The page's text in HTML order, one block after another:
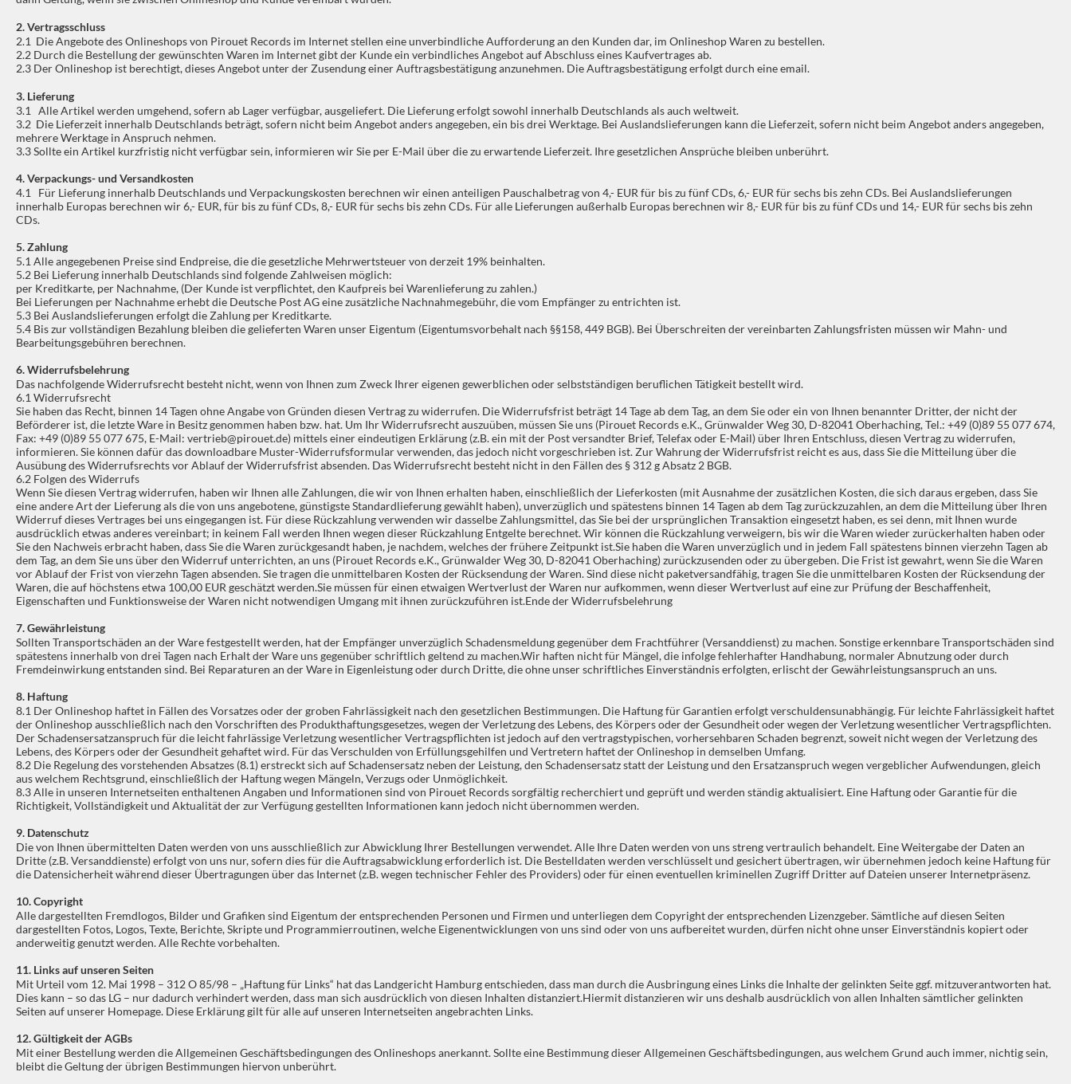
2. Vertragsschluss
2.1 Die Angebote des Onlineshops von Pirouet Records im Internet stellen eine unverbindliche Aufforderung an den Kunden dar, im Onlineshop Waren zu bestellen.
2.2 Durch die Bestellung der gewünschten Waren im Internet gibt der Kunde ein verbindliches Angebot auf Abschluss eines Kaufvertrages ab.
2.3 Der Onlineshop ist berechtigt, dieses Angebot unter der Zusendung einer Auftragsbestätigung anzunehmen. Die Auftragsbestätigung erfolgt durch eine email.
3. Lieferung
3.1 Alle Artikel werden umgehend, sofern ab Lager verfügbar, ausgeliefert. Die Lieferung erfolgt sowohl innerhalb Deutschlands als auch weltweit.
3.2 Die Lieferzeit innerhalb Deutschlands beträgt, sofern nicht beim Angebot anders angegeben, ein bis drei Werktage. Bei Auslandslieferungen kann die Lieferzeit, sofern nicht beim Angebot anders angegeben,
mehrere Werktage in Anspruch nehmen.
3.3 Sollte ein Artikel kurzfristig nicht verfügbar sein, informieren wir Sie per E-Mail über die zu erwartende Lieferzeit. Ihre gesetzlichen Ansprüche bleiben unberührt.
4. Verpackungs- und Versandkosten
4.1 Für Lieferung innerhalb Deutschlands und Verpackungskosten berechnen wir einen anteiligen Pauschalbetrag von 4,- EUR für bis zu fünf CDs, 6,- EUR für sechs bis zehn CDs. Bei Auslandslieferungen
innerhalb Europas berechnen wir 6,- EUR, für bis zu fünf CDs, 8,- EUR für sechs bis zehn CDs. Für alle Lieferungen außerhalb Europas berechnen wir 8,- EUR für bis zu fünf CDs und 14,- EUR für sechs bis zehn
CDs.
5. Zahlung
5.1 Alle angegebenen Preise sind Endpreise, die die gesetzliche Mehrwertsteuer von derzeit 19% beinhalten.
5.2 Bei Lieferung innerhalb Deutschlands sind folgende Zahlweisen möglich:
per Kreditkarte, per Nachnahme, (Der Kunde ist verpflichtet, den Kaufpreis bei Warenlieferung zu zahlen.)
Bei Lieferungen per Nachnahme erhebt die Deutsche Post AG eine zusätzliche Nachnahmegebühr, die vom Empfänger zu entrichten ist.
5.3 Bei Auslandslieferungen erfolgt die Zahlung per Kreditkarte.
5.4 Bis zur vollständigen Bezahlung bleiben die gelieferten Waren unser Eigentum (Eigentumsvorbehalt nach §§158, 449 BGB). Bei Überschreiten der vereinbarten Zahlungsfristen müssen wir Mahn- und
Bearbeitungsgebühren berechnen.
6. Widerrufsbelehrung
Das nachfolgende Widerrufsrecht besteht nicht, wenn von Ihnen zum Zweck Ihrer eigenen gewerblichen oder selbstständigen beruflichen Tätigkeit bestellt wird.
6.1 Widerrufsrecht
Sie haben das Recht, binnen 14 Tagen ohne Angabe von Gründen diesen Vertrag zu widerrufen. Die Widerrufsfrist beträgt 14 Tage ab dem Tag, an dem Sie oder ein von Ihnen benannter Dritter, der nicht der
Beförderer ist, die letzte Ware in Besitz genommen haben bzw. hat. Um Ihr Widerrufsrecht auszuüben, müssen Sie uns (Pirouet Records e.K., Grünwalder Weg 30, D-82041 Oberhaching, Tel.: +49 (0)89 55 077 674,
Fax: +49 (0)89 55 077 675, E-Mail: vertrieb@pirouet.de) mittels einer eindeutigen Erklärung (z.B. ein mit der Post versandter Brief, Telefax oder E-Mail) über Ihren Entschluss, diesen Vertrag zu widerrufen,
informieren. Sie können dafür das downloadbare Muster-Widerrufsformular verwenden, das jedoch nicht vorgeschrieben ist. Zur Wahrung der Widerrufsfrist reicht es aus, dass Sie die Mitteilung über die
Ausübung des Widerrufsrechts vor Ablauf der Widerrufsfrist absenden. Das Widerrufsrecht besteht nicht in den Fällen des § 312 g Absatz 2 BGB.
6.2 Folgen des Widerrufs
Wenn Sie diesen Vertrag widerrufen, haben wir Ihnen alle Zahlungen, die wir von Ihnen erhalten haben, einschließlich der Lieferkosten (mit Ausnahme der zusätzlichen Kosten, die sich daraus ergeben, dass Sie
eine andere Art der Lieferung als die von uns angebotene, günstigste Standardlieferung gewählt haben), unverzüglich und spätestens binnen 14 Tagen ab dem Tag zurückzuzahlen, an dem die Mitteilung über Ihren
Widerruf dieses Vertrages bei uns eingegangen ist. Für diese Rückzahlung verwenden wir dasselbe Zahlungsmittel, das Sie bei der ursprünglichen Transaktion eingesetzt haben, es sei denn, mit Ihnen wurde
ausdrücklich etwas anderes vereinbart; in keinem Fall werden Ihnen wegen dieser Rückzahlung Entgelte berechnet. Wir können die Rückzahlung verweigern, bis wir die Waren wieder zurückerhalten haben oder
Sie den Nachweis erbracht haben, dass Sie die Waren zurückgesandt haben, je nachdem, welches der frühere Zeitpunkt ist.Sie haben die Waren unverzüglich und in jedem Fall spätestens binnen vierzehn Tagen ab
dem Tag, an dem Sie uns über den Widerruf unterrichten, an uns (Pirouet Records e.K., Grünwalder Weg 30, D-82041 Oberhaching) zurückzusenden oder zu übergeben. Die Frist ist gewahrt, wenn Sie die Waren
vor Ablauf der Frist von vierzehn Tagen absenden. Sie tragen die unmittelbaren Kosten der Rücksendung der Waren. Sind diese nicht paketversandfähig, tragen Sie die unmittelbaren Kosten der Rücksendung der
Waren, die auf höchstens etwa 100,00 EUR geschätzt werden.Sie müssen für einen etwaigen Wertverlust der Waren nur aufkommen, wenn dieser Wertverlust auf eine zur Prüfung der Beschaffenheit,
Eigenschaften und Funktionsweise der Waren nicht notwendigen Umgang mit ihnen zurückzuführen ist.Ende der Widerrufsbelehrung
7. Gewährleistung
Sollten Transportschäden an der Ware festgestellt werden, hat der Empfänger unverzüglich Schadensmeldung gegenüber dem Frachtführer (Versanddienst) zu machen. Sonstige erkennbare Transportschäden sind
spätestens innerhalb von drei Tagen nach Erhalt der Ware uns gegenüber schriftlich geltend zu machen.Wir haften nicht für Mängel, die infolge fehlerhafter Handhabung, normaler Abnutzung oder durch
Fremdeinwirkung entstanden sind. Bei Reparaturen an der Ware in Eigenleistung oder durch Dritte, die ohne unser schriftliches Einverständnis erfolgten, erlischt der Gewährleistungsanspruch an uns.
8. Haftung
8.1 Der Onlineshop haftet in Fällen des Vorsatzes oder der groben Fahrlässigkeit nach den gesetzlichen Bestimmungen. Die Haftung für Garantien erfolgt verschuldensunabhängig. Für leichte Fahrlässigkeit haftet
der Onlineshop ausschließlich nach den Vorschriften des Produkthaftungsgesetzes, wegen der Verletzung des Lebens, des Körpers oder der Gesundheit oder wegen der Verletzung wesentlicher Vertragspflichten.
Der Schadensersatzanspruch für die leicht fahrlässige Verletzung wesentlicher Vertragspflichten ist jedoch auf den vertragstypischen, vorhersehbaren Schaden begrenzt, soweit nicht wegen der Verletzung des
Lebens, des Körpers oder der Gesundheit gehaftet wird. Für das Verschulden von Erfüllungsgehilfen und Vertretern haftet der Onlineshop in demselben Umfang.
8.2 Die Regelung des vorstehenden Absatzes (8.1) erstreckt sich auf Schadensersatz neben der Leistung, den Schadensersatz statt der Leistung und den Ersatzanspruch wegen vergeblicher Aufwendungen, gleich
aus welchem Rechtsgrund, einschließlich der Haftung wegen Mängeln, Verzugs oder Unmöglichkeit.
8.3 Alle in unseren Internetseiten enthaltenen Angaben und Informationen sind von Pirouet Records sorgfältig recherchiert und geprüft und werden ständig aktualisiert. Eine Haftung oder Garantie für die
Richtigkeit, Vollständigkeit und Aktualität der zur Verfügung gestellten Informationen kann jedoch nicht übernommen werden.
9. Datenschutz
Die von Ihnen übermittelten Daten werden von uns ausschließlich zur Abwicklung Ihrer Bestellungen verwendet. Alle Ihre Daten werden von uns streng vertraulich behandelt. Eine Weitergabe der Daten an
Dritte (z.B. Versanddienste) erfolgt von uns nur, sofern dies für die Auftragsabwicklung erforderlich ist. Die Bestelldaten werden verschlüsselt und gesichert übertragen, wir übernehmen jedoch keine Haftung für
die Datensicherheit während dieser Übertragungen über das Internet (z.B. wegen technischer Fehler des Providers) oder für einen eventuellen kriminellen Zugriff Dritter auf Dateien unserer Internetpräsenz.
10. Copyright
Alle dargestellten Fremdlogos, Bilder und Grafiken sind Eigentum der entsprechenden Personen und Firmen und unterliegen dem Copyright der entsprechenden Lizenzgeber. Sämtliche auf diesen Seiten
dargestellten Fotos, Logos, Texte, Berichte, Skripte und Programmierroutinen, welche Eigenentwicklungen von uns sind oder von uns aufbereitet wurden, dürfen nicht ohne unser Einverständnis kopiert oder
anderweitig genutzt werden. Alle Rechte vorbehalten.
11. Links auf unseren Seiten
Mit Urteil vom 12. Mai 1998 – 312 O 85/98 – „Haftung für Links“ hat das Landgericht Hamburg entschieden, dass man durch die Ausbringung eines Links die Inhalte der gelinkten Seite ggf. mitzuverantworten hat.
Dies kann – so das LG – nur dadurch verhindert werden, dass man sich ausdrücklich von diesen Inhalten distanziert.Hiermit distanzieren wir uns deshalb ausdrücklich von allen Inhalten sämtlicher gelinkten
Seiten auf unserer Homepage. Diese Erklärung gilt für alle auf unseren Internetseiten angebrachten Links.
12. Gültigkeit der AGBs
Mit einer Bestellung werden die Allgemeinen Geschäftsbedingungen des Onlineshops anerkannt. Sollte eine Bestimmung dieser Allgemeinen Geschäftsbedingungen, aus welchem Grund auch immer, nichtig sein,
bleibt die Geltung der übrigen Bestimmungen hiervon unberührt.